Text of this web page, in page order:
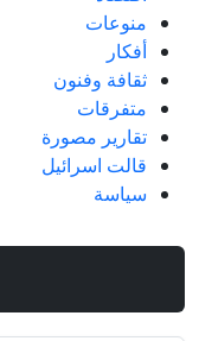
منوعات
أفكار
ثقافة وفنون
متفرقات
تقارير مصورة
قالت اسرائيل
سياسة